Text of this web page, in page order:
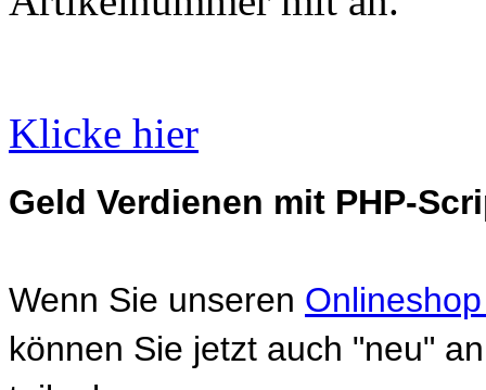
Klicke hier
Geld Verdienen mit PHP-
Wenn Sie unseren
können Sie jetzt auch "neu"